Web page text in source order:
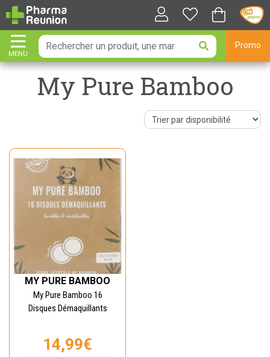
MENU
AFFICHER LA NAVIGATION
Promo
My Pure Bamboo
MY PURE BAMBOO
My Pure Bamboo 16
Disques Démaquillants
14,99€